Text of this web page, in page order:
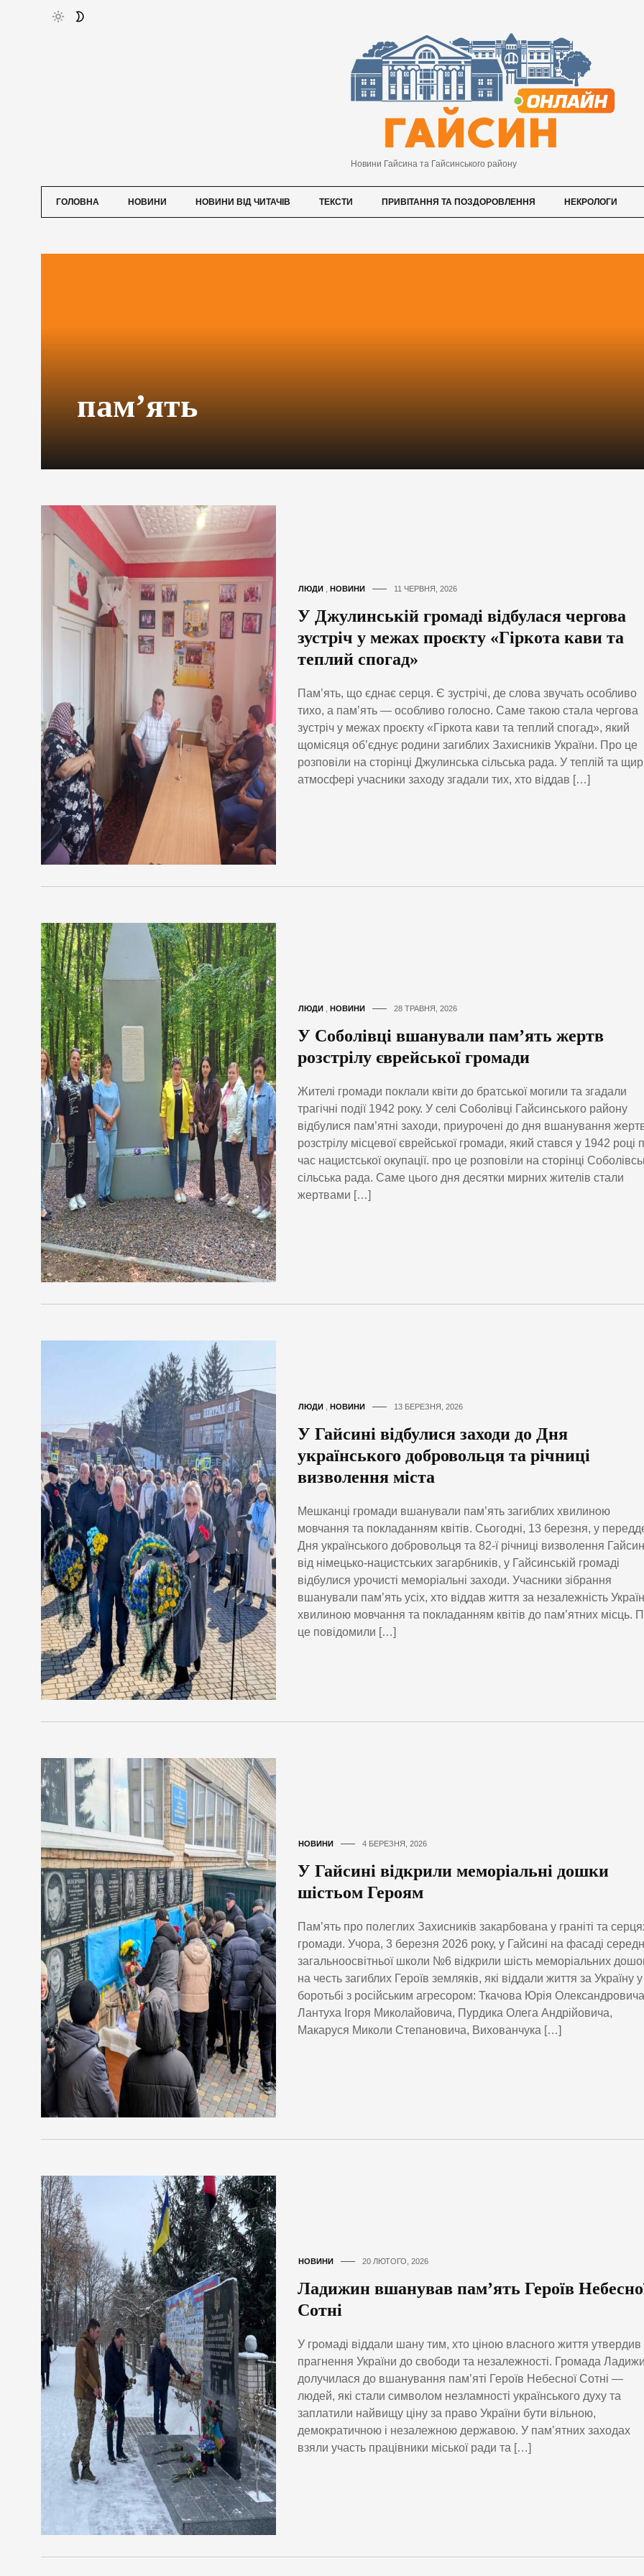
Новини Гайсина та Гайсинського району
ГОЛОВНА НОВИНИ НОВИНИ ВІД ЧИТАЧІВ ТЕКСТИ ПРИВІТАННЯ ТА ПОЗДОРОВЛЕННЯ НЕКРОЛОГИ
пам’ять
ЛЮДИ НОВИНИ 11 ЧЕРВНЯ, 2026
У Джулинській громаді відбулася чергова
зустріч у межах проєкту «Гіркота кави та
теплий спогад»
Пам’ять, що єднає серця. Є зустрічі, де слова звучать особливо
тихо, а пам’ять — особливо голосно. Саме такою стала чергова
зустріч у межах проєкту «Гіркота кави та теплий спогад», який
щомісяця об’єднує родини загиблих Захисників України. Про це
розповіли на сторінці Джулинська сільська рада. У теплій та
атмосфері учасники заходу згадали тих, хто віддав […]
ЛЮДИ НОВИНИ 28 ТРАВНЯ, 2026
У Соболівці вшанували пам’ять жертв
розстрілу єврейської громади
Жителі громади поклали квіти до братської могили та згадали
трагічні події 1942 року. У селі Соболівці Гайсинського району
відбулися пам’ятні заходи, приурочені до дня вшанування
розстрілу місцевої єврейської громади, який стався у 1942 році
час нацистської окупації. про це розповіли на сторінці
сільська рада. Саме цього дня десятки мирних жителів стали
жертвами […]
ЛЮДИ НОВИНИ 13 БЕРЕЗНЯ, 2026
У Гайсині відбулися заходи до Дня
українського добровольця та річниці
визволення міста
Мешканці громади вшанували пам’ять загиблих хвилиною
мовчання та покладанням квітів. Сьогодні, 13 березня, у
Дня українського добровольця та 82-ї річниці визволення
від німецько-нацистських загарбників, у Гайсинській громаді
відбулися урочисті меморіальні заходи. Учасники зібрання
вшанували пам’ять усіх, хто віддав життя за незалежність
хвилиною мовчання та покладанням квітів до пам’ятних місць.
це повідомили […]
НОВИНИ 4 БЕРЕЗНЯ, 2026
У Гайсині відкрили меморіальні дошки
шістьом Героям
Пам’ять про полеглих Захисників закарбована у граніті та
громади. Учора, 3 березня 2026 року, у Гайсині на фасаді
загальноосвітньої школи №6 відкрили шість меморіальних
на честь загиблих Героїв земляків, які віддали життя за Україну у
боротьбі з російським агресором: Ткачова Юрія
Лантуха Ігоря Миколайовича, Пурдика Олега Андрійовича,
Макаруся Миколи Степановича, Вихованчука […]
НОВИНИ 20 ЛЮТОГО, 2026
Ладижин вшанував пам’ять Героїв
Сотні
У громаді віддали шану тим, хто ціною власного життя утвердив
прагнення України до свободи та незалежності. Громада
долучилася до вшанування пам’яті Героїв Небесної Сотні —
людей, які стали символом незламності українського духу та
заплатили найвищу ціну за право України бути вільною,
демократичною і незалежною державою. У пам’ятних заходах
взяли участь працівники міської ради та […]